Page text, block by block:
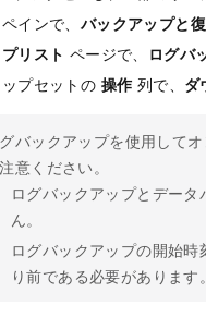
インで、 バックアップと
リスト ページで、 ログバ
プセットの 操作 列で、 ダ
バックアップを使用して
意ください。
ログバックアップとデー
ん。
ログバックアップの開始
り前である必要があります。